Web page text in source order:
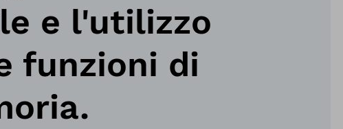
e l'utilizzo
funzioni di